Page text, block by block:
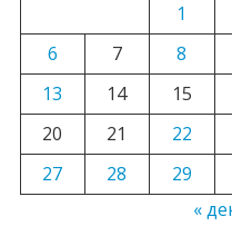
1
6
7 8
13
14 15
20
21 22
27
28 29
«